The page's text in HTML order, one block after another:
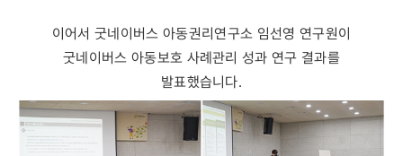
이어서 굿네이버스 아동권리연구소 임선영 연구원이
굿네이버스 아동보호 사례관리 성과 연구 결과를
발표했습니다.